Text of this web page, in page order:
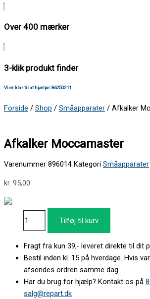
Over 400 mærker
3-klik produkt finder
Vi er klar til at hjælpe: 86250211
Forside / Shop / Småapparater / Afkalker
Afkalker Moccamaster
Varenummer 896014 Kategori Småapparater
kr. 95,00
Tilføj til kurv
Fragt fra kun 39,- leveret direkte til dit
Bestil inden kl. 15 på hverdage. Hvis
afsendes ordren samme dag.
Har du brug for hjælp? Kontakt os på
salg@repart.dk